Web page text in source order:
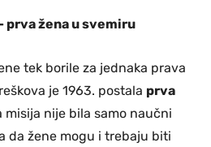
prva žena u svemiru
tek borile za jednaka prava
je 1963. postala prva
misija nije bila samo naučni
da žene mogu i trebaju biti